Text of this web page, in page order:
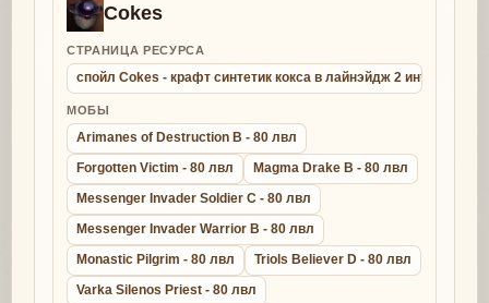
Cokes
СТРАНИЦА РЕСУРСА
спойл Cokes - крафт синтетик кокса в лайнэйдж 2 интерлюд
МОБЫ
Arimanes of Destruction B - 80 лвл
Forgotten Victim - 80 лвл
Magma Drake B - 80 лвл
Messenger Invader Soldier C - 80 лвл
Messenger Invader Warrior B - 80 лвл
Monastic Pilgrim - 80 лвл
Triols Believer D - 80 лвл
Varka Silenos Priest - 80 лвл